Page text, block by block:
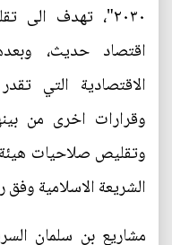
٢٠٣٠"، تهدف الى
اقتصاد حديث،
وقرارات اخرى من
وتقليص صلاحيات هيئة
الشريعة الاسلامية
مشاريع بن سلمان